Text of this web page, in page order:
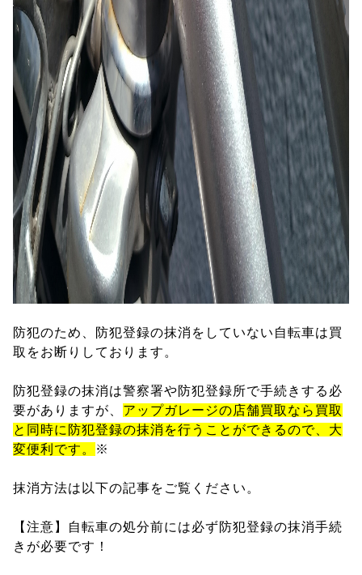
防犯のため、防犯登録の抹消をしていない自転車は買
取をお断りしております。
防犯登録の抹消は警察署や防犯登録所で手続きする必
要がありますが、 アップガレージの店舗買取なら買取
と同時に防犯登録の抹消を行うことができるので、大
変便利です。
※
抹消方法は以下の記事をご覧ください。
【注意】自転車の処分前には必ず防犯登録の抹消手続
きが必要です！